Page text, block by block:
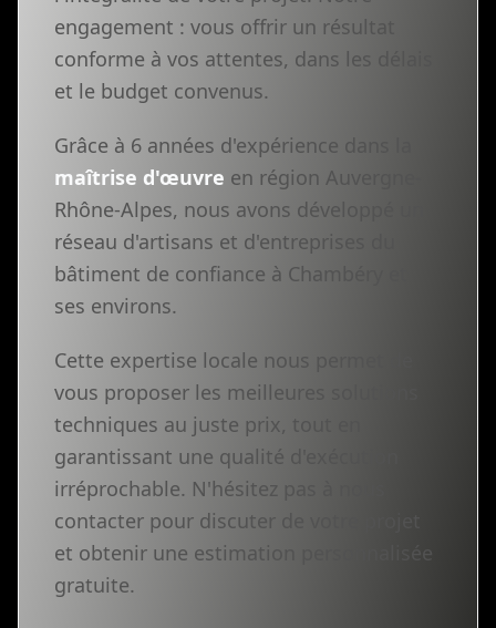
engagement : vous offrir un résultat
conforme à vos attentes, dans les délais
et le budget convenus.
Grâce à 6 années d'expérience dans la
maîtrise d'œuvre en région Auvergne-
Rhône-Alpes, nous avons développé un
réseau d'artisans et d'entreprises du
bâtiment de confiance à Chambéry et
ses environs.
Cette expertise locale nous permet de
vous proposer les meilleures solutions
techniques au juste prix, tout en
garantissant une qualité d'exécution
irréprochable. N'hésitez pas à nous
contacter pour discuter de votre projet
et obtenir une estimation personnalisée
gratuite.